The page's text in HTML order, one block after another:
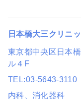
日本橋大三クリニ
東京都中央区日本
ル４F
TEL 03-5643-3110
内科、消化器科